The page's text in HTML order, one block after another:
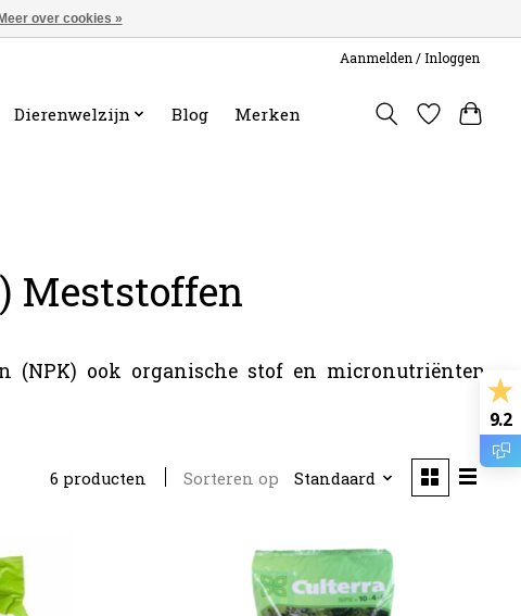
Aanmelden / Inloggen
Dierenwelzijn Blog Merken
Meststoffen
(NPK) ook organische stof en micronutriënten
6 producten Sorteren op Standaard
9.2
Meer over cookies »